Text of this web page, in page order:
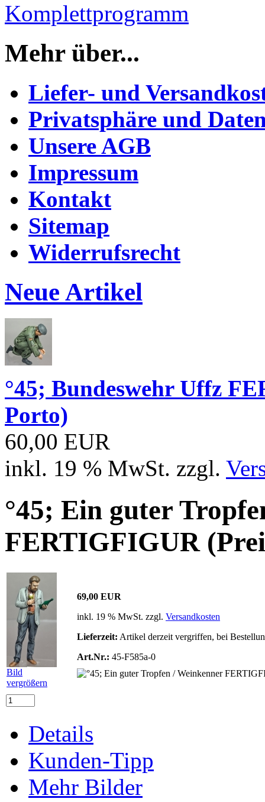
Komplettprogramm
Mehr über...
Liefer- und
Privatsphäre und
Unsere AGB
Impressum
Kontakt
Sitemap
Widerrufsrecht
Neue Artikel
°45; Bundeswehr Uffz
Porto)
60,00 EUR
inkl. 19 % MwSt. zzgl.
°45; Ein guter
FERTIGFIGUR
Bild
vergrößern
69,00 EUR
inkl. 19 % MwSt. zzgl. Versandkosten
Lieferzeit: Artikel derzeit vergriffen, bei
Art.Nr.: 45-F585a-0
Details
Kunden-Tipp
Mehr Bilder